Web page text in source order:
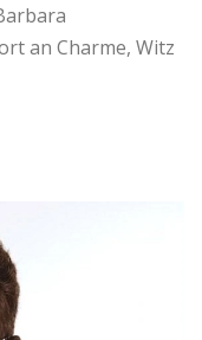
an Charme, Witz